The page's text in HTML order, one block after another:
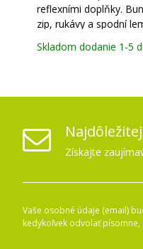
reflexními doplňky.
zip, rukávy a spodní
reflexní výpustky vzadu
Skladom dodanie 1-5
Získajte
Vaše osobné údaje (email)
kedykoľvek odvolať